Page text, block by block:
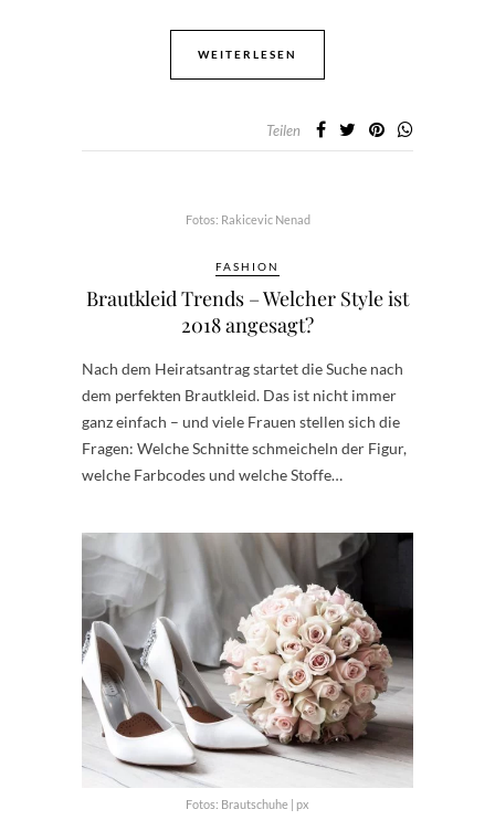
WEITERLESEN
Teilen
Fotos: Rakicevic Nenad
FASHION
Brautkleid Trends – Welcher Style ist
2018 angesagt?
Nach dem Heiratsantrag startet die Suche nach
dem perfekten Brautkleid. Das ist nicht immer
ganz einfach – und viele Frauen stellen sich die
Fragen: Welche Schnitte schmeicheln der Figur,
welche Farbcodes und welche Stoffe…
Fotos: Brautschuhe | px